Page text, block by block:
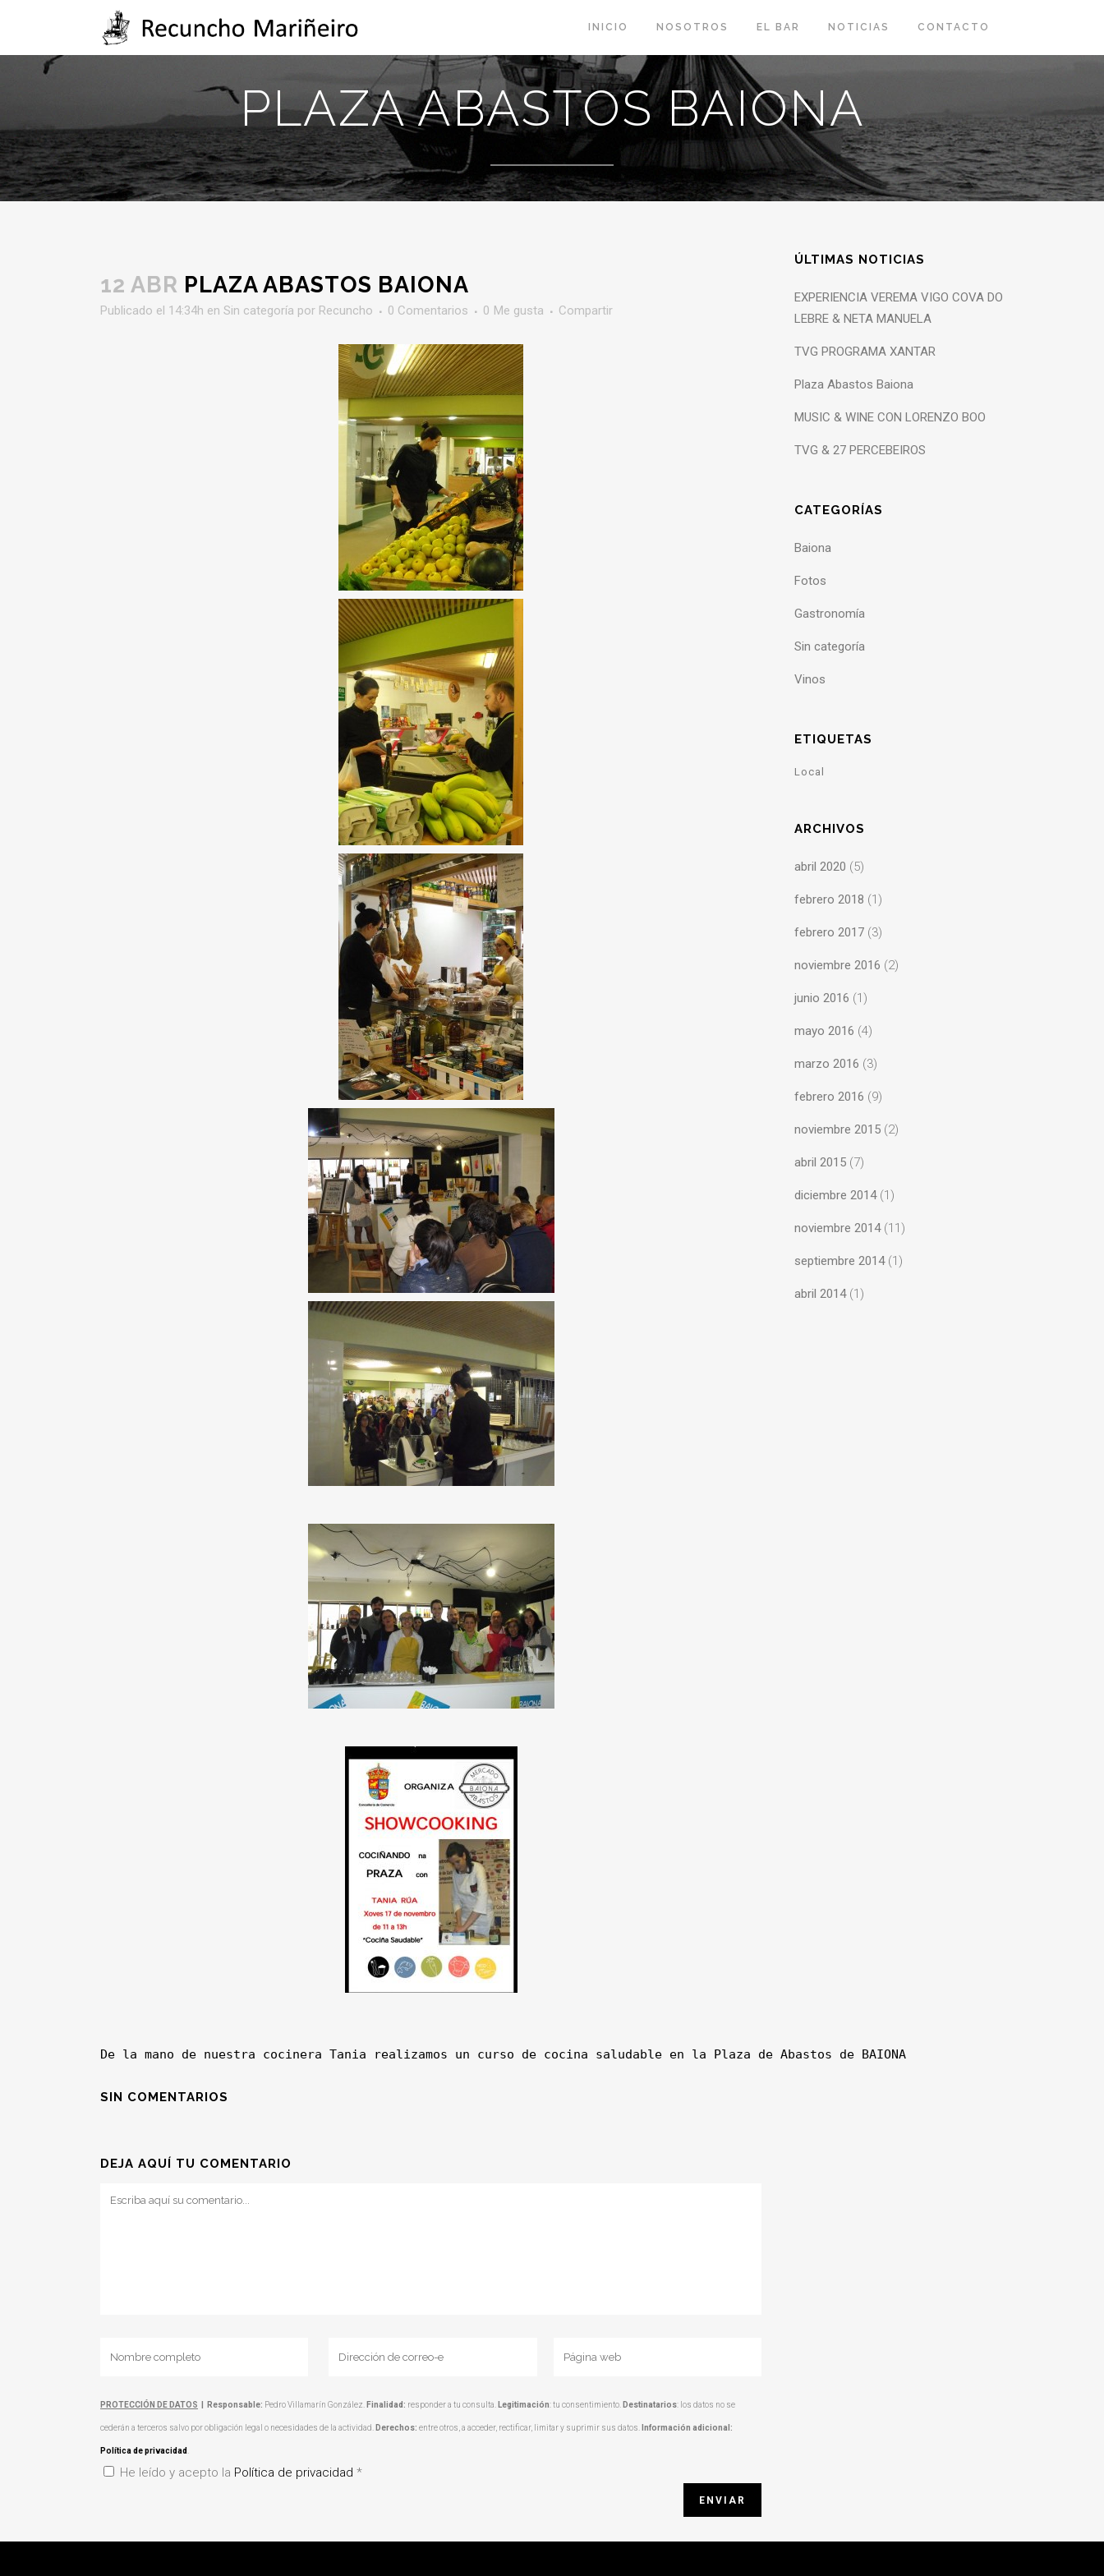
INICIO NOSOTROS EL BAR NOTICIAS CONTACTO
PLAZA ABASTOS BAIONA
12 ABR PLAZA ABASTOS BAIONA
Publicado el 14:34h en Sin categoría por Recuncho 0 Comentarios 0 Me gusta Compartir
De la mano de nuestra cocinera Tania realizamos un curso de cocina saludable en la Plaza de Abastos de BAIONA
SIN COMENTARIOS
DEJA AQUÍ TU COMENTARIO
PROTECCIÓN DE DATOS Responsable: Pedro Villamarín González. Finalidad: responder a tu consulta. Legitimación: tu consentimiento. Destinatarios: los datos no se
cederán a terceros salvo por obligación legal o necesidades de la actividad. Derechos: entre otros, a acceder, rectificar, limitar y suprimir sus datos. Información adicional:
Política de privacidad
He leído y acepto la Política de privacidad *
ÚLTIMAS NOTICIAS
EXPERIENCIA VEREMA VIGO COVA DO
LEBRE & NETA MANUELA
TVG PROGRAMA XANTAR
Plaza Abastos Baiona
MUSIC & WINE CON LORENZO BOO
TVG & 27 PERCEBEIROS
CATEGORÍAS
Baiona
Fotos
Gastronomía
Sin categoría
Vinos
ETIQUETAS
Local
ARCHIVOS
abril 2020 (5)
febrero 2018 (1)
febrero 2017 (3)
noviembre 2016 (2)
junio 2016 (1)
mayo 2016 (4)
marzo 2016 (3)
febrero 2016 (9)
noviembre 2015 (2)
abril 2015 (7)
diciembre 2014(1)
noviembre 2014(11)
septiembre 2014(1)
abril 2014(1)